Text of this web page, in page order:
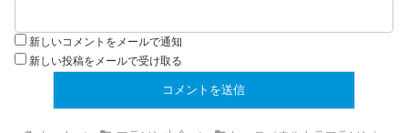
新しいコメントをメールで通知
新しい投稿をメールで受け取る